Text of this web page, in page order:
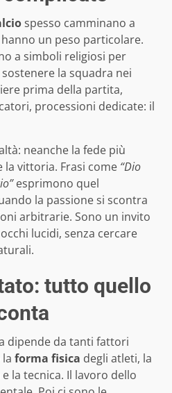
spesso camminano a
un peso particolare.
a simboli religiosi per
la squadra nei
prima della partita,
processioni dedicate: il
neanche la fede più
vittoria. Frasi come “Dio
esprimono quel
la passione si scontra
arbitrarie. Sono un invito
lucidi, senza cercare
tutto quello
dipende da tanti fattori
forma fisica degli atleti, la
la tecnica. Il lavoro dello